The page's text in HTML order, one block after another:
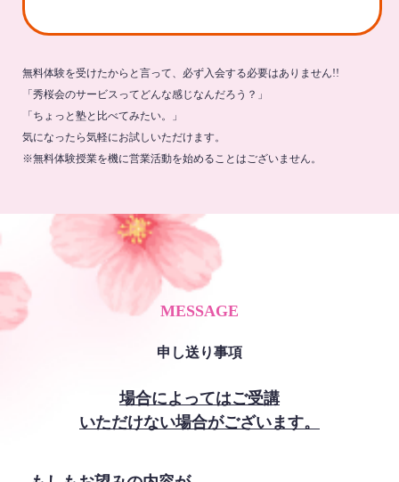
無料体験を受けたからと言って、必ず入会する必要はありません!!
「秀桜会のサービスってどんな感じなんだろう？」
「ちょっと塾と比べてみたい。」
気になったら気軽にお試しいただけます。
※無料体験授業を機に営業活動を始めることはございません。
MESSAGE
申し送り事項
場合によってはご受講
いただけない場合がございます。